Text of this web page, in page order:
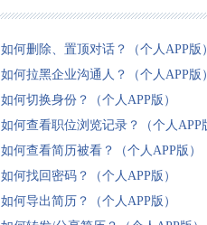
如何删除、置顶对话？（个人APP版
如何拉黑企业沟通人？（个人APP版
如何切换身份？（个人APP版）
如何查看职位浏览记录？（个人APP
如何查看简历被看？（个人APP版）
如何找回密码？（个人APP版）
如何导出简历？（个人APP版）